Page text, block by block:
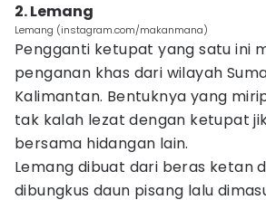
2. Lemang
Lemang (instagram.com/makanmana)
Pengganti ketupat yang satu ini
penganan khas dari wilayah
Kalimantan. Bentuknya yang
tak kalah lezat dengan ketupat
bersama hidangan lain.
Lemang dibuat dari beras ketan
dibungkus daun pisang lalu